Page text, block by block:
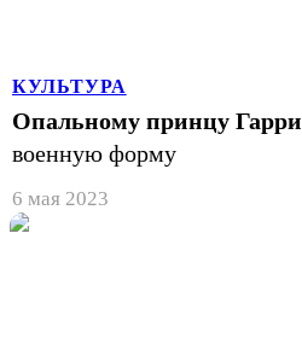
КУЛЬТУРА
Опальному принцу Гарри
военную форму
6 мая 2023